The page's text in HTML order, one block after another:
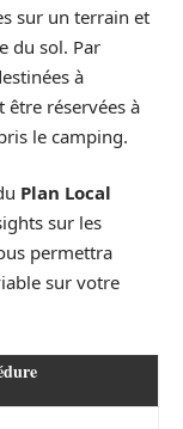
sur un terrain et
du sol. Par
à
être réservées à
le camping.
Plan Local
sur les
permettra
sur votre